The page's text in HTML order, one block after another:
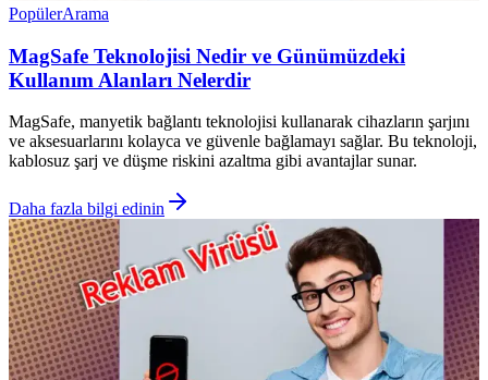
PopülerArama
MagSafe Teknolojisi Nedir ve Günümüzdeki
Kullanım Alanları Nelerdir
MagSafe, manyetik bağlantı teknolojisi kullanarak cihazların şarjını
ve aksesuarlarını kolayca ve güvenle bağlamayı sağlar. Bu teknoloji,
kablosuz şarj ve düşme riskini azaltma gibi avantajlar sunar.
Daha fazla bilgi edinin